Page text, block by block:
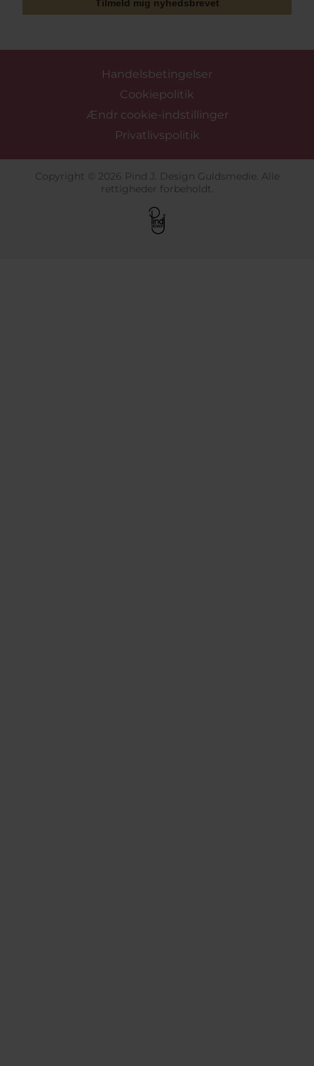
Tilmeld mig nyhedsbrevet
Handelsbetingelser
Cookiepolitik
Ændr cookie-indstillinger
Privatlivspolitik
Copyright © 2026 Pind J. Design Guldsmedie. Alle
rettigheder forbeholdt.